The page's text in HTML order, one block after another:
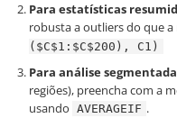
Para estatísticas
robusta a outliers do que a
($C$1:$C$200), C1)
Para análise segmentada
regiões), preencha com a
usando AVERAGEIF .